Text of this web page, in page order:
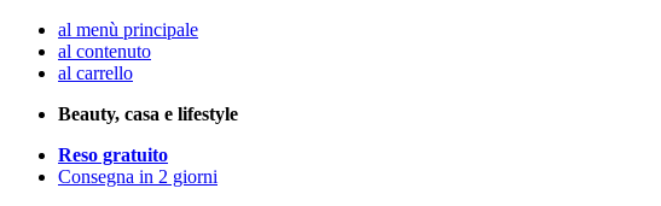
al menù principale
al contenuto
al carrello
Beauty, casa e lifestyle
Reso gratuito
Consegna in 2 giorni